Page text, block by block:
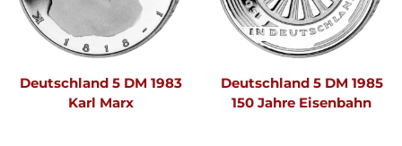
Deutschland 5 DM 1983
Karl Marx
Deutschland 5 DM 1985
150 Jahre Eisenbahn